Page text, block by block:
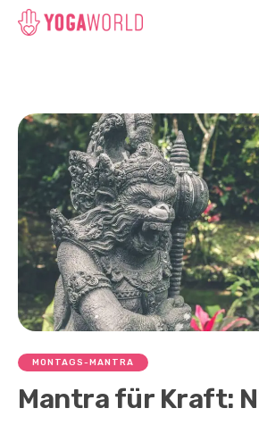
MONTAGS-MANTRA
Mantra für Kraft: